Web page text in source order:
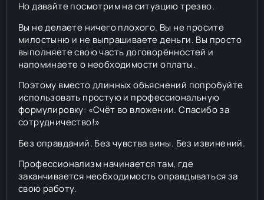
Но давайте посмотрим на ситуацию трезво.
Вы не делаете ничего плохого. Вы не просите
милостыню и не выпрашиваете деньги. Вы просто
выполняете свою часть договорённостей и
напоминаете о необходимости оплаты.
Поэтому вместо длинных объяснений попробуйте
использовать простую и профессиональную
формулировку: «Счёт во вложении. Спасибо за
сотрудничество!»
Без оправданий. Без чувства вины. Без извинений.
Профессионализм начинается там, где
заканчивается необходимость оправдываться за
свою работу.